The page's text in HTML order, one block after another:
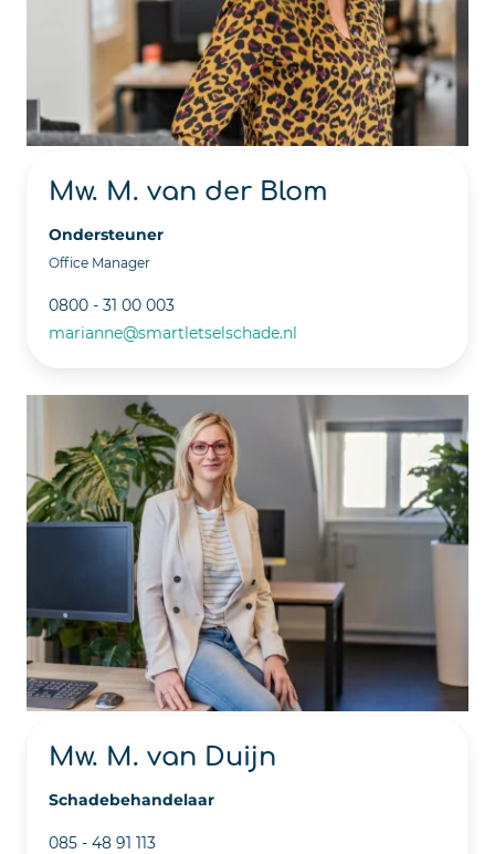
Mw. M. van der Blom
Ondersteuner
Office Manager
0800 - 31 00 003
marianne@smartletselschade.nl
Mw. M. van Duijn
Schadebehandelaar
085 - 48 91 113